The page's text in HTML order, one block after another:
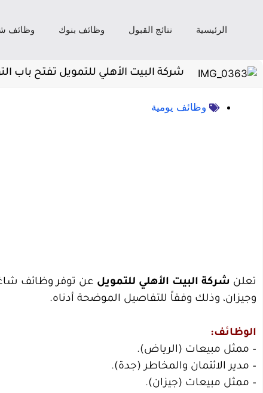
الرئيسية نتائج القبول وظائف بنوك وظائف
شركة البيت الأهلي للتمويل تفتح باب
وظائف يومية
تعلن شركة البيت الأهلي للتمويل عن توفر وظائف
وجيزان، وذلك وفقاً للتفاصيل الموضحة أدناه.
الوظائف:
– ممثل مبيعات (الرياض).
– مدير الائتمان والمخاطر (جدة).
– ممثل مبيعات (جيزان).